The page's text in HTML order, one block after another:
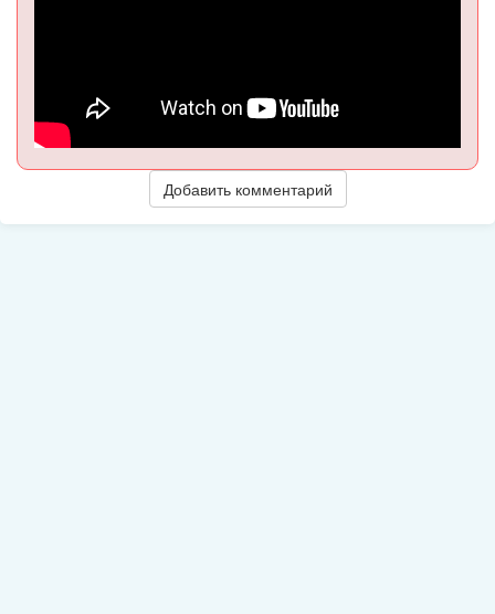
Добавить комментарий